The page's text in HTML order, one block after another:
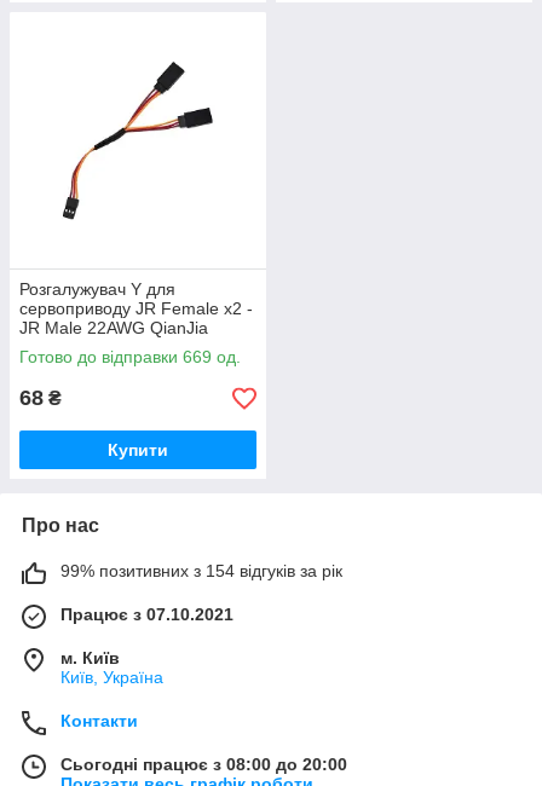
Розгалужувач Y для
сервоприводу JR Female х2 -
JR Male 22AWG QianJia
довжиною 15 см - 1 шт.
Готово до відправки 669 од.
68 ₴
Купити
Про нас
99% позитивних з 154 відгуків за рік
Працює з 07.10.2021
м. Київ
Київ, Україна
Контакти
Сьогодні працює з 08:00 до 20:00